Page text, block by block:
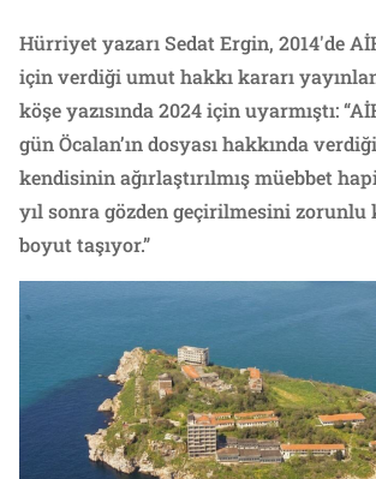
Hürriyet yazarı Sedat Ergin, 2014'de
için verdiği umut hakkı kararı
köşe yazısında 2024 için uyarmıştı:
gün Öcalan’ın dosyası hakkında
kendisinin ağırlaştırılmış müebbet
yıl sonra gözden geçirilmesini zorunlu
boyut taşıyor.”